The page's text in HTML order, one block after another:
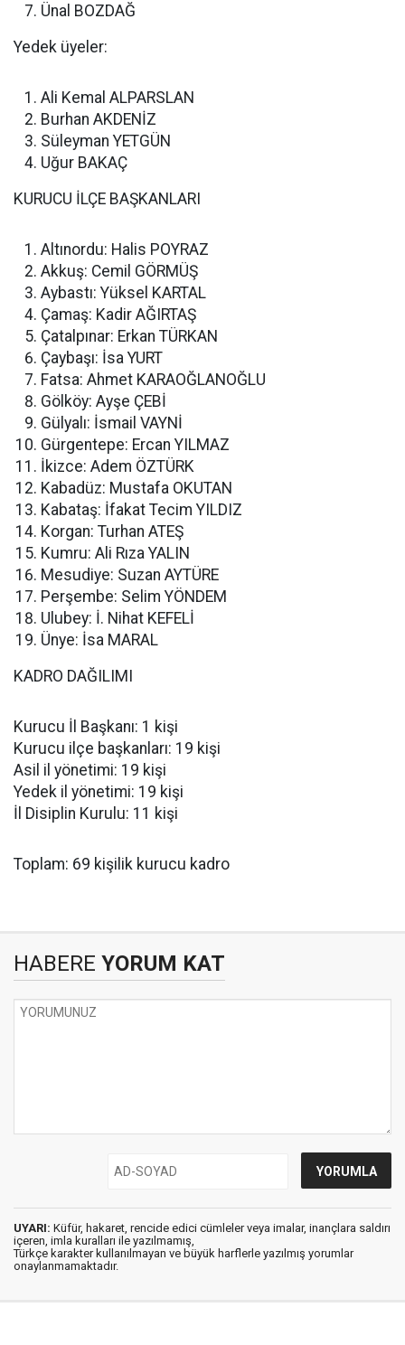
Ünal BOZDAĞ
Yedek üyeler:
Ali Kemal ALPARSLAN
Burhan AKDENİZ
Süleyman YETGÜN
Uğur BAKAÇ
KURUCU İLÇE BAŞKANLARI
Altınordu: Halis POYRAZ
Akkuş: Cemil GÖRMÜŞ
Aybastı: Yüksel KARTAL
Çamaş: Kadir AĞIRTAŞ
Çatalpınar: Erkan TÜRKAN
Çaybaşı: İsa YURT
Fatsa: Ahmet KARAOĞLANOĞLU
Gölköy: Ayşe ÇEBİ
Gülyalı: İsmail VAYNİ
Gürgentepe: Ercan YILMAZ
İkizce: Adem ÖZTÜRK
Kabadüz: Mustafa OKUTAN
Kabataş: İfakat Tecim YILDIZ
Korgan: Turhan ATEŞ
Kumru: Ali Rıza YALIN
Mesudiye: Suzan AYTÜRE
Perşembe: Selim YÖNDEM
Ulubey: İ. Nihat KEFELİ
Ünye: İsa MARAL
KADRO DAĞILIMI
Kurucu İl Başkanı: 1 kişi
Kurucu ilçe başkanları: 19 kişi
Asil il yönetimi: 19 kişi
Yedek il yönetimi: 19 kişi
İl Disiplin Kurulu: 11 kişi
Toplam: 69 kişilik kurucu kadro
HABERE YORUM KAT
UYARI: Küfür, hakaret, rencide edici cümleler veya imalar, inançlara saldırı
içeren, imla kuralları ile yazılmamış,
Türkçe karakter kullanılmayan ve büyük harflerle yazılmış yorumlar
onaylanmamaktadır.